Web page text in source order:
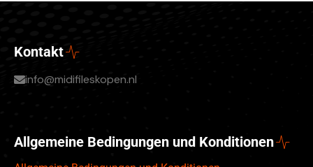
Kontakt
info@midifileskopen.nl
Allgemeine Bedingungen und Konditionen